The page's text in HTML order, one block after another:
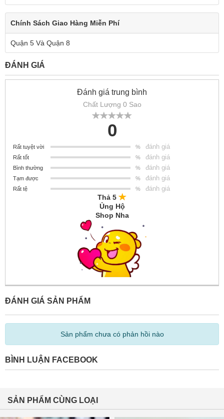
Chính Sách Giao Hàng Miễn Phí
Quận 5 Và Quận 8
ĐÁNH GIÁ
Đánh giá trung bình
Chất Lượng 0 Sao
0
Rất tuyệt vời % đánh giá
Rất tốt % đánh giá
Bình thường % đánh giá
Tạm được % đánh giá
Rất tệ % đánh giá
Thả 5
Ủng Hộ
Shop Nha
ĐÁNH GIÁ SẢN PHẨM
Sản phẩm chưa có phản hồi nào
BÌNH LUẬN FACEBOOK
SẢN PHẨM CÙNG LOẠI